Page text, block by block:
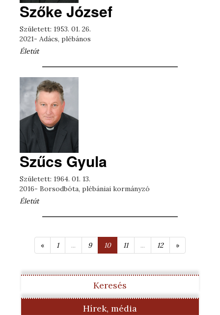
Szőke József
Született: 1953. 01. 26.
2021- Adács, plébános
Életút
Szűcs Gyula
Született: 1964. 01. 13.
2016- Borsodbóta, plébániai kormányzó
Életút
« 1 ... 9 10 11 ... 12 »
Keresés
Hírek, média